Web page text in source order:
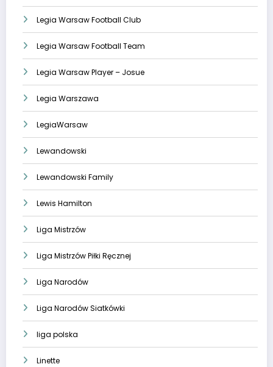
Legia Warsaw Football Club
Legia Warsaw Football Team
Legia Warsaw Player – Josue
Legia Warszawa
LegiaWarsaw
Lewandowski
Lewandowski Family
Lewis Hamilton
Liga Mistrzów
Liga Mistrzów Piłki Ręcznej
Liga Narodów
Liga Narodów Siatkówki
liga polska
Linette